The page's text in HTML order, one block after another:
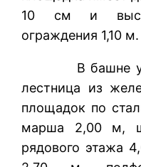
10 см и
ограждения 1,10 м.
В башне
лестница из
площадок по
марша 2,00 м,
рядового этажа